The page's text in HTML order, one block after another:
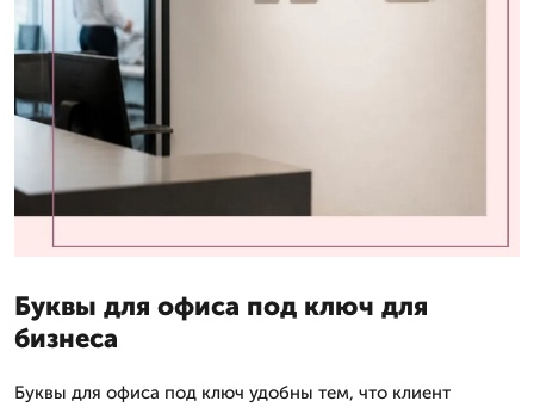
Буквы для офиса под ключ для
бизнеса
Буквы для офиса под ключ удобны тем, что клиент